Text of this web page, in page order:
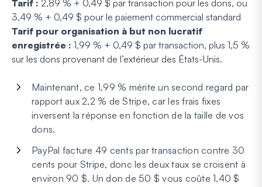
Tarif : 2,89 % + 0,49 $ par transaction pour les dons, ou
3,49 % + 0,49 $ pour le paiement commercial standard
Tarif pour organisation à but non lucratif
enregistrée : 1,99 % + 0,49 $ par transaction, plus 1,5 %
sur les dons provenant de l’extérieur des États-Unis.
Maintenant, ce 1,99 % mérite un second regard par
rapport aux 2,2 % de Stripe, car les frais fixes
inversent la réponse en fonction de la taille de vos
dons.
PayPal facture 49 cents par transaction contre 30
cents pour Stripe, donc les deux taux se croisent à
environ 90 $. Un don de 50 $ vous coûte 1,40 $